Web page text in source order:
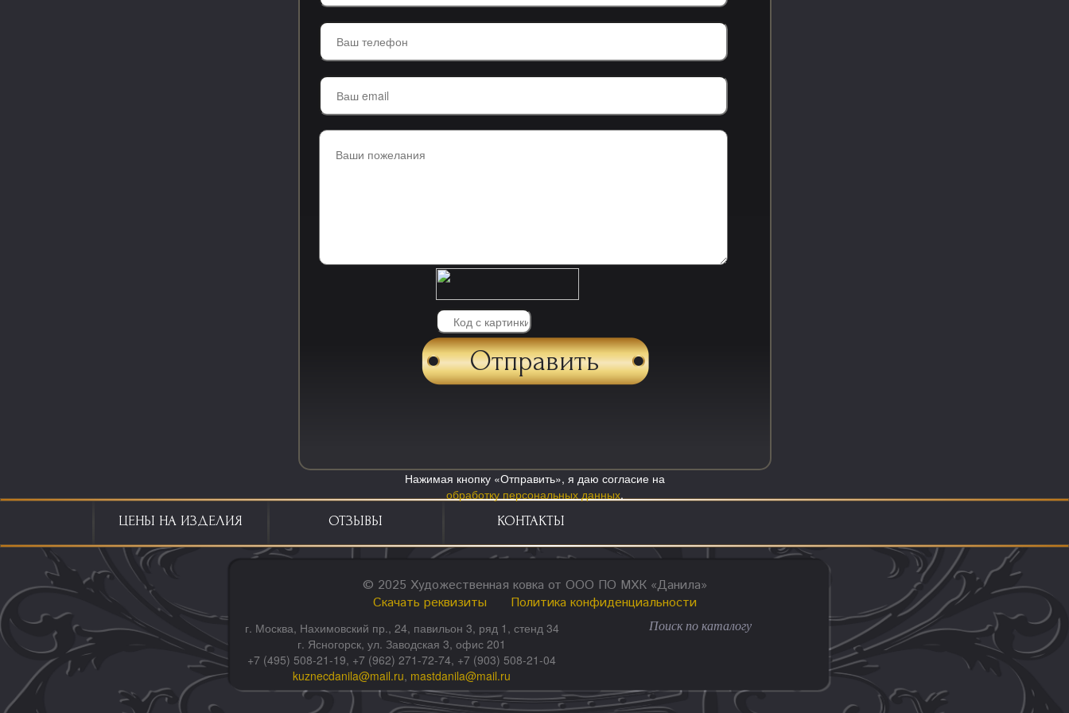
Нажимая кнопку «Отправить», я даю согласие на
обработку персональных данных.
ЦЕНЫ НА ИЗДЕЛИЯ ОТЗЫВЫ КОНТАКТЫ
© 2025 Художественная ковка от ООО ПО МХК «Данила»
Скачать реквизиты
Политика конфиденциальности
г. Москва, Нахимовский пр., 24, павильон 3, ряд 1, стенд 34
г. Ясногорск, ул. Заводская 3, офис 201
+7 (495) 508-21-19, +7 (962) 271-72-74, +7 (903) 508-21-04
kuznecdanila@mail.ru, mastdanila@mail.ru